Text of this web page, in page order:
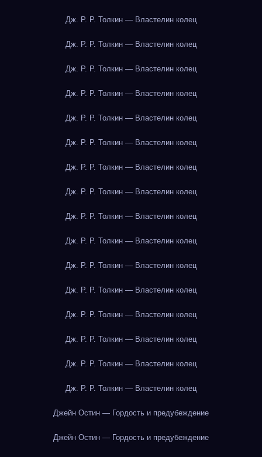
Дж. Р. Р. Толкин — Властелин колец
Дж. Р. Р. Толкин — Властелин колец
Дж. Р. Р. Толкин — Властелин колец
Дж. Р. Р. Толкин — Властелин колец
Дж. Р. Р. Толкин — Властелин колец
Дж. Р. Р. Толкин — Властелин колец
Дж. Р. Р. Толкин — Властелин колец
Дж. Р. Р. Толкин — Властелин колец
Дж. Р. Р. Толкин — Властелин колец
Дж. Р. Р. Толкин — Властелин колец
Дж. Р. Р. Толкин — Властелин колец
Дж. Р. Р. Толкин — Властелин колец
Дж. Р. Р. Толкин — Властелин колец
Дж. Р. Р. Толкин — Властелин колец
Дж. Р. Р. Толкин — Властелин колец
Дж. Р. Р. Толкин — Властелин колец
Джейн Остин — Гордость и предубеждение
Джейн Остин — Гордость и предубеждение